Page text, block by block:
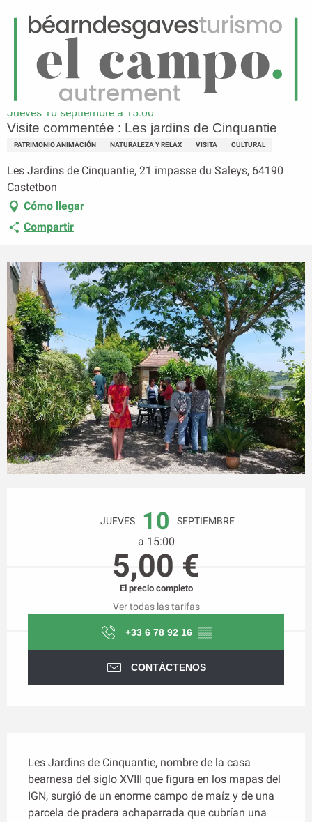
Menú
Página principal Visite commentée : Les jardins de Cinquantie
Jueves 10 septiembre a 15:00
Visite commentée : Les jardins de Cinquantie
PATRIMONIO ANIMACIÓN NATURALEZA Y RELAX VISITA CULTURAL
Les Jardins de Cinquantie, 21 impasse du Saleys, 64190
Castetbon
Cómo llegar
Compartir
JUEVES 10 SEPTIEMBRE
a 15:00
5,00 €
El precio completo
Ver todas las tarifas
+33 6 78 92 16 ▒▒
CONTÁCTENOS
Les Jardins de Cinquantie, nombre de la casa
bearnesa del siglo XVIII que figura en los mapas del
IGN, surgió de un enorme campo de maíz y de una
parcela de pradera achaparrada que cubrían una